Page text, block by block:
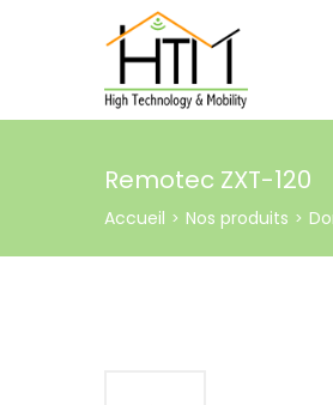
Remotec ZXT-120
Accueil > Nos produits >